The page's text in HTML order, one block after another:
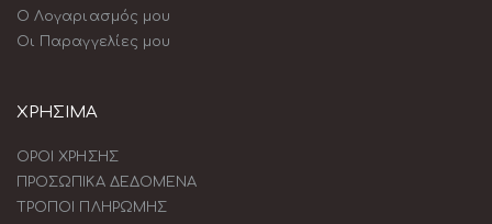
Ο Λογαριασμός μου
Οι Παραγγελίες μου
ΧΡΗΣΙΜΑ
ΟΡΟΙ ΧΡΗΣΗΣ
ΠΡΟΣΩΠΙΚΑ ΔΕΔΟΜΕΝΑ
ΤΡΟΠΟΙ ΠΛΗΡΩΜΗΣ